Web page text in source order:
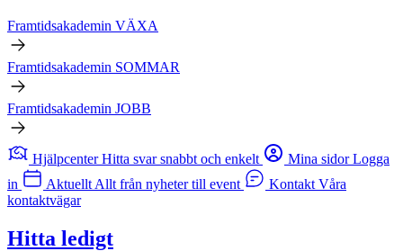
Framtidsakademin VÄXA
Framtidsakademin SOMMAR
Framtidsakademin JOBB
Hjälpcenter Hitta svar snabbt och enkelt Mina sidor Logga
in
Aktuellt Allt från nyheter till event Kontakt Våra
kontaktvägar
Hitta ledigt